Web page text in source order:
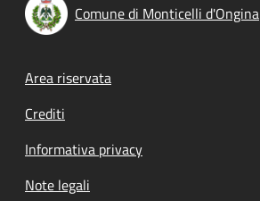
Comune di Monticelli d'Ongina
Footer menu
Area riservata
Crediti
Informativa privacy
Note legali